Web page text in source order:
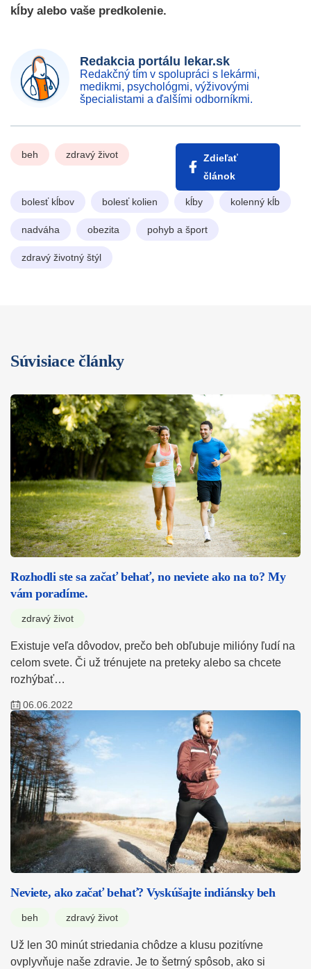
kĺby alebo vaše predkolenie.
Redakcia portálu lekar.sk
Redakčný tím v spolupráci s lekármi,
medikmi, psychológmi, výživovými
špecialistami a ďalšími odborníkmi.
beh zdravý život
Zdieľať
článok
bolesť kĺbov bolesť kolien kĺby kolenný kĺb
nadváha obezita pohyb a šport
zdravý životný štýl
Súvisiace články
Rozhodli ste sa začať behať, no neviete ako na to? My
vám poradíme.
zdravý život
Existuje veľa dôvodov, prečo beh obľubuje milióny ľudí na
celom svete. Či už trénujete na preteky alebo sa chcete
rozhýbať…
06.06.2022
Neviete, ako začať behať? Vyskúšajte indiánsky beh
beh zdravý život
Už len 30 minút striedania chôdze a klusu pozitívne
ovplyvňuje naše zdravie. Je to šetrný spôsob, ako si